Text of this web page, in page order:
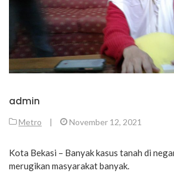
admin
Metro | November 12, 2021
Kota Bekasi – Banyak kasus tanah di
merugikan masyarakat banyak.